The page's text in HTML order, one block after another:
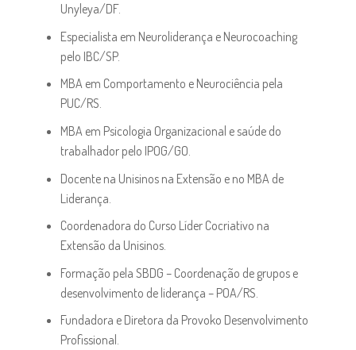
Unyleya/DF.
Especialista em Neuroliderança e Neurocoaching
pelo IBC/SP.
MBA em Comportamento e Neurociência pela
PUC/RS.
MBA em Psicologia Organizacional e saúde do
trabalhador pelo IPOG/GO.
Docente na Unisinos na Extensão e no MBA de
Liderança.
Coordenadora do Curso Líder Cocriativo na
Extensão da Unisinos.
Formação pela SBDG – Coordenação de grupos e
desenvolvimento de liderança – POA/RS.
Fundadora e Diretora da Provoko Desenvolvimento
Profissional.